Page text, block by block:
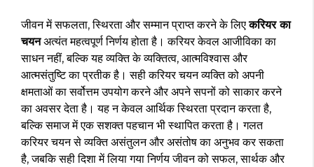
जीवन में सफलता, स्थिरता और सम्मान प्राप्त करने के लिएकरियर का
चयनअत्यंत महत्वपूर्ण निर्णय होता है। करियर केवल आजीविका का
साधन नहीं, बल्कि यह व्यक्ति के व्यक्तित्व, आत्मविश्वास और
आत्मसंतुष्टि का प्रतीक है। सही करियर चयन व्यक्ति को अपनी
क्षमताओं का सर्वोत्तम उपयोग करने और अपने सपनों को साकार करने
का अवसर देता है। यह न केवल आर्थिक स्थिरता प्रदान करता है,
बल्कि समाज में एक सशक्त पहचान भी स्थापित करता है। गलत
करियर चयन से व्यक्ति असंतुलन और असंतोष का अनुभव कर सकता
है, जबकि सही दिशा में लिया गया निर्णय जीवन को सफल, सार्थक और